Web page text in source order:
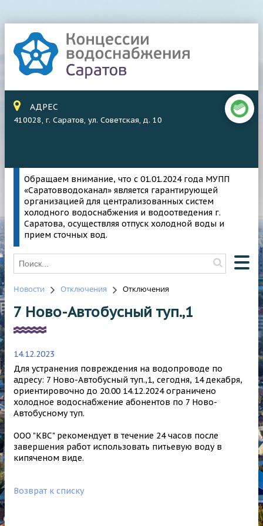
АДРЕС
410028, г. Саратов, ул. Советская, д. 10
Обращаем внимание, что с 01.01.2024 года МУПП
«Саратовводоканал» является гарантирующей
организацией для централизованных систем
холодного водоснабжения и водоотведения г.
Саратова, осуществляя отпуск холодной воды и
прием сточных вод.
О ВОДОСНАБЖЕНИИ
НОВОСТИ
ОТКЛЮЧЕНИЯ
КОНТАКТЫ
HAWLE
Новости Отключения Отключения
7 Ново-Автобусный туп.,1
14.12.2023
Для устранения повреждения на водопроводе по
адресу: 7 Ново-Автобусный туп.,1, сегодня, 14 декабря,
ориентировочно до 20.00 14.12.2024 ограничено
холодное водоснабжение абонентов по 7 Ново-
Автобусному туп.
ООО "КВС" рекомендует в течение 24 часов после
завершения работ использовать питьевую воду в
кипяченом виде.
Возврат к списку